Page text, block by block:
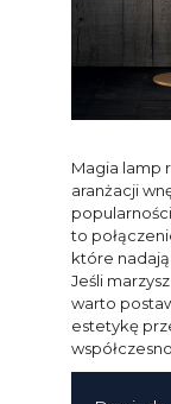
Magia lamp
aranżacji
to
które
Jeśli
warto
estetykę